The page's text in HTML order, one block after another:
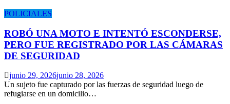
POLICIALES
ROBÓ UNA MOTO E INTENTÓ ESCONDERSE,
PERO FUE REGISTRADO POR LAS CÁMARAS
DE SEGURIDAD
junio 29, 2026junio 28, 2026
Un sujeto fue capturado por las fuerzas de seguridad luego de
refugiarse en un domicilio…